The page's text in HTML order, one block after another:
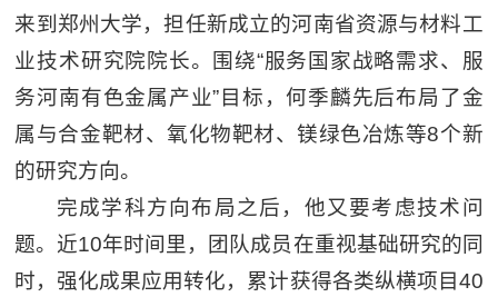
来到郑州大学，担任新成立的河南省资源与材料工
业技术研究院院长。围绕“服务国家战略需求、服
务河南有色金属产业”目标，何季麟先后布局了金
属与合金靶材、氧化物靶材、镁绿色冶炼等8个新
的研究方向。
完成学科方向布局之后，他又要考虑技术问
题。近10年时间里，团队成员在重视基础研究的同
时，强化成果应用转化，累计获得各类纵横项目40